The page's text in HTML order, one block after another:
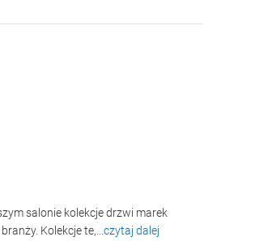
salonie kolekcje drzwi marek
Kolekcje te, ...czytaj dalej